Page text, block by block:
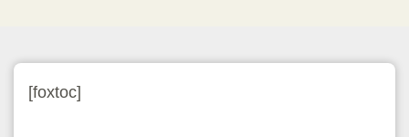
[foxtoc]